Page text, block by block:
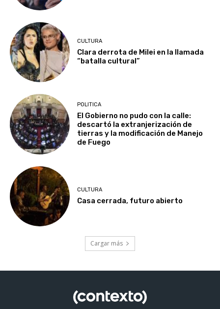
CULTURA
Clara derrota de Milei en la llamada
“batalla cultural”
POLITICA
El Gobierno no pudo con la calle:
descartó la extranjerización de
tierras y la modificación de Manejo
de Fuego
CULTURA
Casa cerrada, futuro abierto
Cargar más